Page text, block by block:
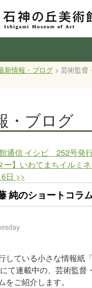
新情報・ブログ > 芸術監督
・ブログ
通信 イシビ 252号発
ー】いわてまちイルミ
日 >>
純のショートコ
している小さな情報紙
て連載中の、芸術監督
をご紹介します。